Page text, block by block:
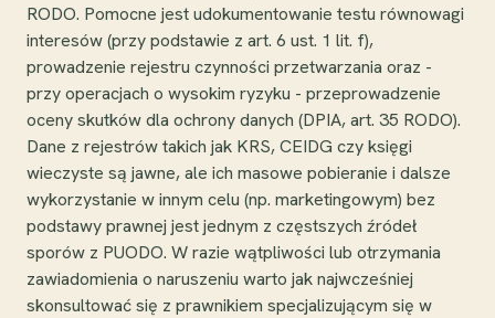
RODO. Pomocne jest udokumentowanie testu równowagi
interesów (przy podstawie z art. 6 ust. 1 lit. f),
prowadzenie rejestru czynności przetwarzania oraz -
przy operacjach o wysokim ryzyku - przeprowadzenie
oceny skutków dla ochrony danych (DPIA, art. 35 RODO).
Dane z rejestrów takich jak KRS, CEIDG czy księgi
wieczyste są jawne, ale ich masowe pobieranie i dalsze
wykorzystanie w innym celu (np. marketingowym) bez
podstawy prawnej jest jednym z częstszych źródeł
sporów z PUODO. W razie wątpliwości lub otrzymania
zawiadomienia o naruszeniu warto jak najwcześniej
skonsultować się z prawnikiem specjalizującym się w